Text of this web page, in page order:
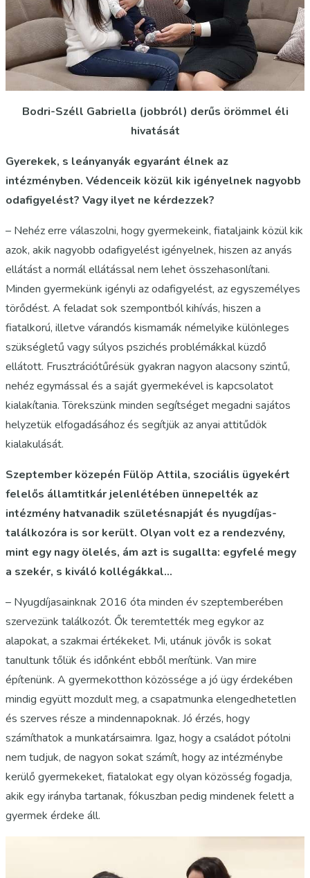
Bodri-Széll Gabriella (jobbról) derűs örömmel éli
hivatását
Gyerekek, s leányanyák egyaránt élnek az
intézményben. Védenceik közül kik igényelnek nagyobb
odafigyelést? Vagy ilyet ne kérdezzek?
– Nehéz erre válaszolni, hogy gyermekeink, fiataljaink közül kik
azok, akik nagyobb odafigyelést igényelnek, hiszen az anyás
ellátást a normál ellátással nem lehet összehasonlítani.
Minden gyermekünk igényli az odafigyelést, az egyszemélyes
törődést. A feladat sok szempontból kihívás, hiszen a
fiatalkorú, illetve várandós kismamák némelyike különleges
szükségletű vagy súlyos pszichés problémákkal küzdő
ellátott. Frusztrációtűrésük gyakran nagyon alacsony szintű,
nehéz egymással és a saját gyermekével is kapcsolatot
kialakítania. Törekszünk minden segítséget megadni sajátos
helyzetük elfogadásához és segítjük az anyai attitűdök
kialakulását.
Szeptember közepén Fülöp Attila, szociális ügyekért
felelős államtitkár jelenlétében ünnepelték az
intézmény hatvanadik születésnapját és nyugdíjas-
találkozóra is sor került. Olyan volt ez a rendezvény,
mint egy nagy ölelés, ám azt is sugallta: egyfelé megy
a szekér, s kiváló kollégákkal…
– Nyugdíjasainknak 2016 óta minden év szeptemberében
szervezünk találkozót. Ők teremtették meg egykor az
alapokat, a szakmai értékeket. Mi, utánuk jövők is sokat
tanultunk tőlük és időnként ebből merítünk. Van mire
építenünk. A gyermekotthon közössége a jó ügy érdekében
mindig együtt mozdult meg, a csapatmunka elengedhetetlen
és szerves része a mindennapoknak. Jó érzés, hogy
számíthatok a munkatársaimra. Igaz, hogy a családot pótolni
nem tudjuk, de nagyon sokat számít, hogy az intézménybe
kerülő gyermekeket, fiatalokat egy olyan közösség fogadja,
akik egy irányba tartanak, fókuszban pedig mindenek felett a
gyermek érdeke áll.